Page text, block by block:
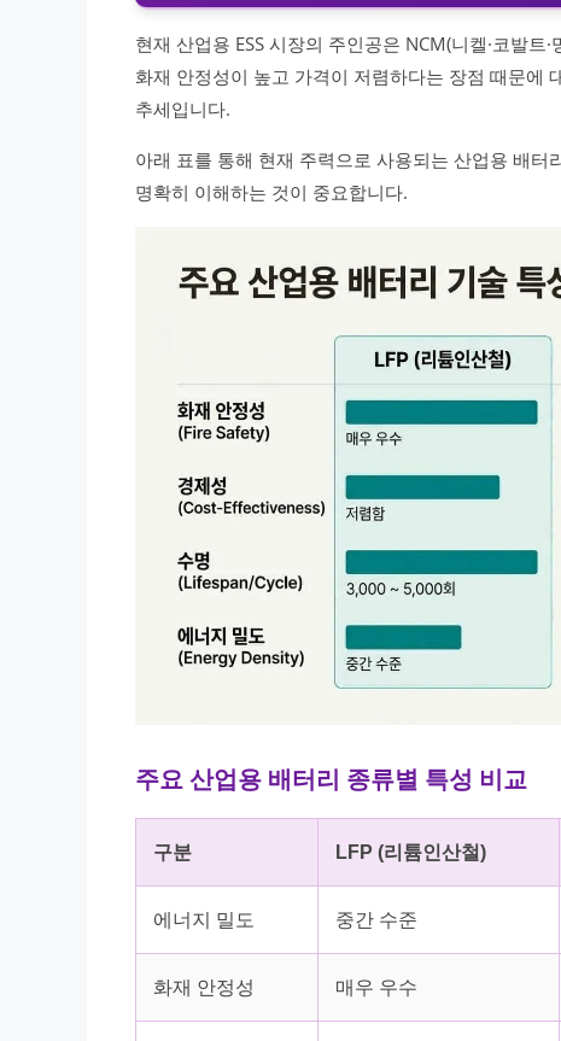
현재 산업용 ESS 시장의 주인공은 NCM(니켈·코발트·
화재 안정성이 높고 가격이 저렴하다는 장점 때문에
추세입니다.
아래 표를 통해 현재 주력으로 사용되는 산업용 배
명확히 이해하는 것이 중요합니다.
주요 산업용 배터리 종류별 특성 비교
구분 LFP (리튬인산철)
에너지 밀도 중간 수준
화재 안정성 매우 우수